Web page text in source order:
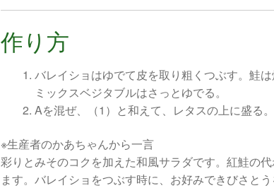
作り方
バレイショはゆでて皮を取り粗くつぶす。鮭は
ミックスベジタブルはさっとゆでる。
Aを混ぜ、（1）と和えて、レタスの上に盛る。
※生産者のかあちゃんから一言
彩りとみそのコクを加えた和風サラダです。紅鮭の
ます。バレイショをつぶす時に、お好みできびさとう